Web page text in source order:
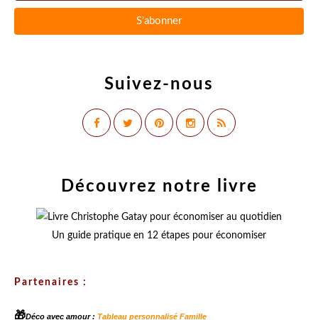
Suivez-nous
Découvrez notre livre
Un guide pratique en 12 étapes pour économiser
Partenaires :
🎁Déco avec amour : Tableau personnalisé Famille